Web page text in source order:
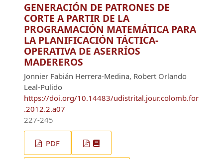
GENERACIÓN DE PATRONES DE
CORTE A PARTIR DE LA
PROGRAMACIÓN MATEMÁTICA PARA
LA PLANIFICACIÓN TÁCTICA-
OPERATIVA DE ASERRÍOS
MADEREROS
Jonnier Fabián Herrera-Medina, Robert Orlando
Leal-Pulido
https://doi.org/10.14483/udistrital.jour.colomb.for
.2012.2.a07
227-245
PDF